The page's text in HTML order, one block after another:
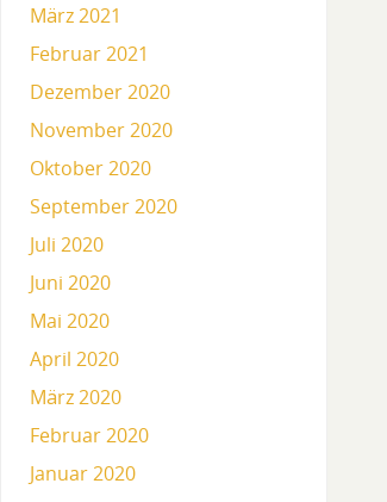
März 2021
Februar 2021
Dezember 2020
November 2020
Oktober 2020
September 2020
Juli 2020
Juni 2020
Mai 2020
April 2020
März 2020
Februar 2020
Januar 2020